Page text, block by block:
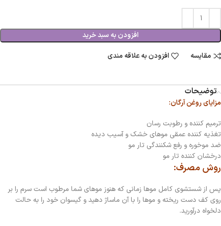
افزودن به سبد خرید
مقایسه
افزودن به علاقه مندی
توضیحات
مزایای روغن آرگان:
ترمیم کننده و رطوبت رسان
تغذیه کننده عمقی موهای خشک و آسیب دیده
ضد موخوره و رفع شکنندگی تار مو
درخشان کننده تار مو
روش مصرف:
پس از شستشوی کامل موها زمانی که هنوز موهای شما مرطوب است سرم را بر
روی کف دست ریخته و موها را با آن ماساژ دهید و گیسوان خود را به حالت
دلخواه درآورید.